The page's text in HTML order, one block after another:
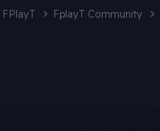
FplayT Community